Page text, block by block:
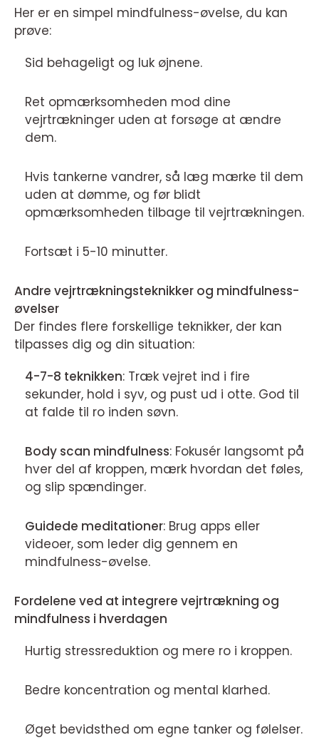
Her er en simpel mindfulness-øvelse, du kan
prøve:
Sid behageligt og luk øjnene.
Ret opmærksomheden mod dine
vejrtrækninger uden at forsøge at ændre
dem.
Hvis tankerne vandrer, så læg mærke til dem
uden at dømme, og før blidt
opmærksomheden tilbage til vejrtrækningen.
Fortsæt i 5-10 minutter.
Andre vejrtrækningsteknikker og mindfulness-
øvelser
Der findes flere forskellige teknikker, der kan
tilpasses dig og din situation:
4-7-8 teknikken: Træk vejret ind i fire
sekunder, hold i syv, og pust ud i otte. God til
at falde til ro inden søvn.
Body scan mindfulness: Fokusér langsomt på
hver del af kroppen, mærk hvordan det føles,
og slip spændinger.
Guidede meditationer: Brug apps eller
videoer, som leder dig gennem en
mindfulness-øvelse.
Fordelene ved at integrere vejrtrækning og
mindfulness i hverdagen
Hurtig stressreduktion og mere ro i kroppen.
Bedre koncentration og mental klarhed.
Øget bevidsthed om egne tanker og følelser.